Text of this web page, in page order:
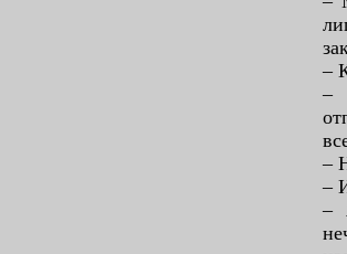
–
–
–
–
–